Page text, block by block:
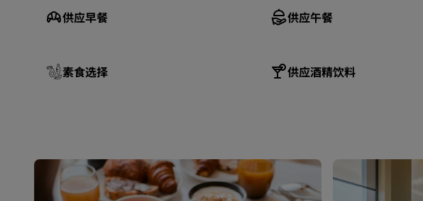
供应早餐 供应午餐
素食选择 供应酒精饮料